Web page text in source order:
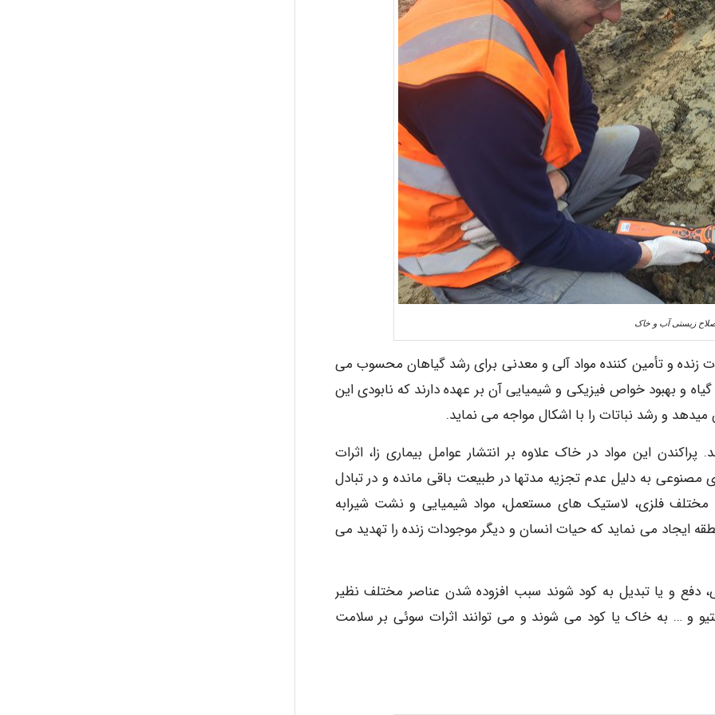
زیستی آب و خاک
و تأمین کننده مواد آلی و معدنی برای رشد گیاهان محسوب می
و بهبود خواص فیزیکی و شیمیایی آن بر عهده دارند که نابودی این
و رشد نباتات را با اشکال مواجه می نماید.
این مواد در خاک علاوه بر انتشار عوامل بیماری زا، اثرات
مصنوعی به دلیل عدم تجزیه مدتها در طبیعت باقی مانده و در تبادل
مختلف فلزی، لاستیک های مستعمل، مواد شیمیایی و نشت شیرابه
ایجاد می نماید که حیات انسان و دیگر موجودات زنده را تهدید می
دفع و یا تبدیل به کود شوند سبب افزوده شدن عناصر مختلف نظیر
و … به خاک یا کود می شوند و می توانند اثرات سوئی بر سلامت